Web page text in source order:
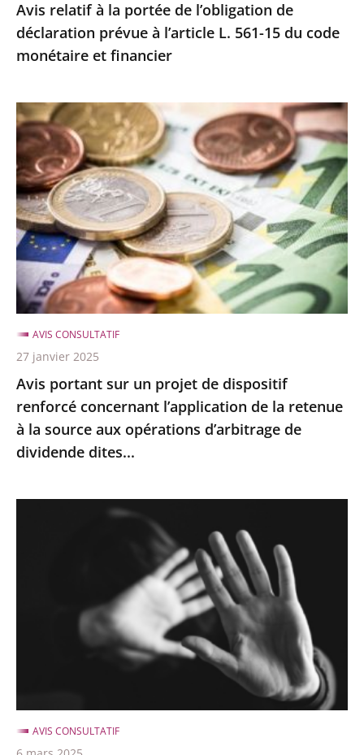
L.
561-
15
code
monétaire
et
financier
Avis relatif à la portée de l’obligation de
déclaration prévue à l’article L. 561-15 du code
monétaire et financier
Avis
portant
sur
un
projet
de
dispositif
renforcé
concernant
l’application
de
la
retenue
à
la
source
opérations
Avis portant sur un projet de dispositif
renforcé concernant l’application de la retenue
à la source aux opérations d’arbitrage de
dividende dites...
AVIS CONSULTATIF
27 janvier 2025
la
définition
AVIS CONSULTATIF